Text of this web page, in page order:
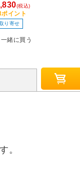
(税込)
イント
り寄せ
一緒に買う
。